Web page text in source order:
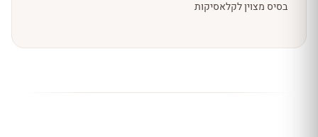
בסיס מצוין לקלאסיקות